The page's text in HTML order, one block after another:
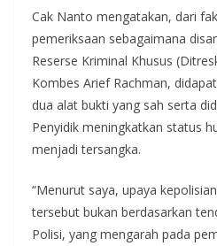
Cak Nanto mengatakan, dari
pemeriksaan sebagaimana
Reserse Kriminal Khusus
Kombes Arief Rachman,
dua alat bukti yang sah serta
Penyidik meningkatkan status
menjadi tersangka.
“Menurut saya, upaya
tersebut bukan berdasarkan
Polisi, yang mengarah pada